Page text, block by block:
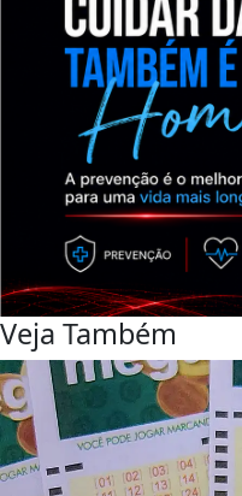
Veja Também